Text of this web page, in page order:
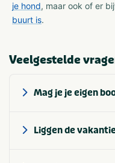
je hond, maar ook of er
buurt is.
Veelgestelde
Mag je je eigen
Liggen de